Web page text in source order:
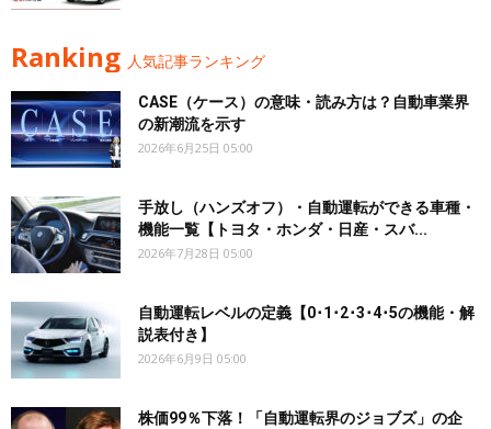
Ranking 人気記事ランキング
CASE（ケース）の意味・読み方は？自動車業界
の新潮流を示す
2026年6月25日 05:00
手放し（ハンズオフ）・自動運転ができる車種・
機能一覧【トヨタ・ホンダ・日産・スバ...
2026年7月28日 05:00
自動運転レベルの定義【0･1･2･3･4･5の機能・解
説表付き】
2026年6月9日 05:00
株価99％下落！「自動運転界のジョブズ」の企